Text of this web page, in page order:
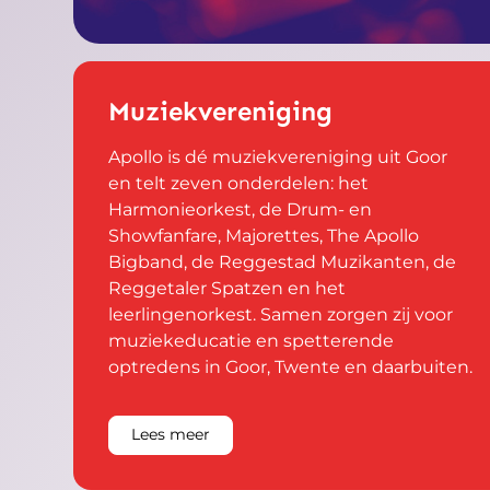
Muziekvereniging
Apollo is dé muziekvereniging uit Goor
en telt zeven onderdelen: het
Harmonieorkest, de Drum- en
Showfanfare, Majorettes, The Apollo
Bigband, de Reggestad Muzikanten, de
Reggetaler Spatzen en het
leerlingenorkest. Samen zorgen zij voor
muziekeducatie en spetterende
optredens in Goor, Twente en daarbuiten.
Lees meer